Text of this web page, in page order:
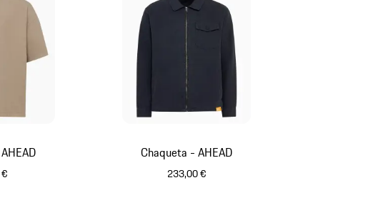
Chaqueta - AHEAD
233,00 €